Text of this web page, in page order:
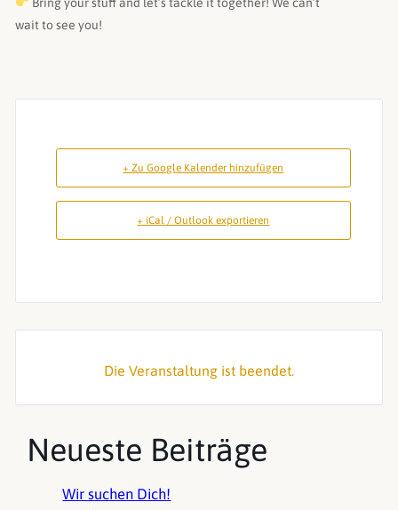
wait to see you!
+ Zu Google Kalender hinzufügen
+ iCal / Outlook exportieren
Die Veranstaltung ist beendet.
Neueste Beiträge
Wir suchen Dich!